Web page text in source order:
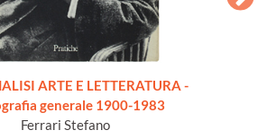
ARTE E LETTERATURA -
generale 1900-1983
Ferrari Stefano